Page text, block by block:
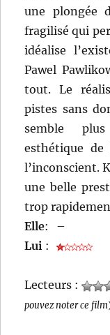
une plongée
fragilisé qui
idéalise
Pawel
tout. Le
pistes sans
semble
esthétique de
l’inconscient.
une belle
trop
Elle:
–
Lui :
Lecteurs :
pouvez noter ce film